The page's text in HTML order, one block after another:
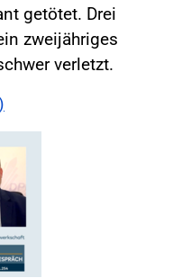
getötet. Drei
zweijähriges
verletzt.